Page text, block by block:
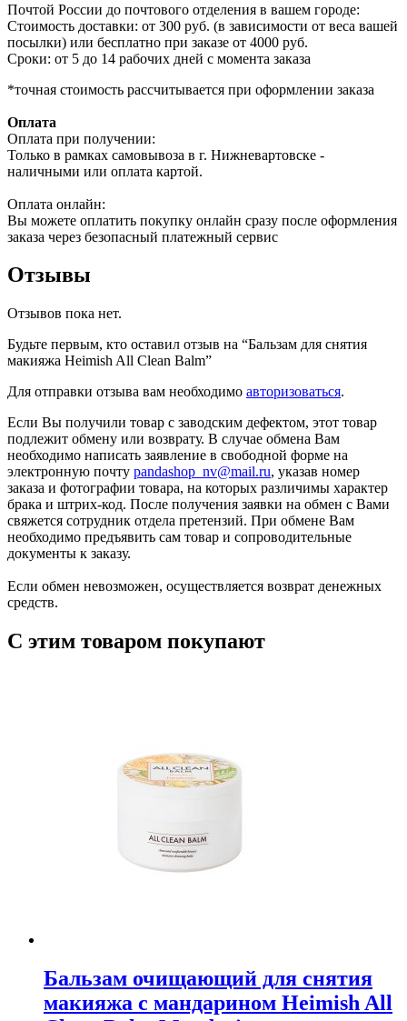
Почтой России до почтового отделения в вашем городе:
Стоимость доставки: от 300 руб. (в зависимости от веса вашей
посылки) или бесплатно при заказе от 4000 руб.
Сроки: от 5 до 14 рабочих дней с момента заказа
*точная стоимость рассчитывается при оформлении заказа
Оплата
Оплата при получении:
Только в рамках самовывоза в г. Нижневартовске -
наличными или оплата картой.
Оплата онлайн:
Вы можете оплатить покупку онлайн сразу после оформления
заказа через безопасный платежный сервис
Отзывы
Отзывов пока нет.
Будьте первым, кто оставил отзыв на “Бальзам для снятия
макияжа Heimish All Clean Balm”
Для отправки отзыва вам необходимо авторизоваться.
Если Вы получили товар с заводским дефектом, этот товар
подлежит обмену или возврату. В случае обмена Вам
необходимо написать заявление в свободной форме на
электронную почту pandashop_nv@mail.ru, указав номер
заказа и фотографии товара, на которых различимы характер
брака и штрих-код. После получения заявки на обмен с Вами
свяжется сотрудник отдела претензий. При обмене Вам
необходимо предъявить сам товар и сопроводительные
документы к заказу.
Если обмен невозможен, осуществляется возврат денежных
средств.
С этим товаром покупают
Бальзам очищающий для снятия
макияжа с мандарином Heimish All